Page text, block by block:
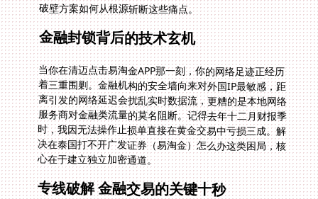
破壁方案如何从根源斩断这些痛点。
金融封锁背后的技术玄机
当你在清迈点击易淘金APP那一刻，你的网络足迹正经历
着三重围剿。金融机构的安全墙向来对外国IP最敏感，距
离引发的网络延迟会扰乱实时数据流，更糟的是本地网络
服务商对金融类流量的莫名阻断。记得去年十二月财报季
时，我因无法操作止损单直接在黄金交易中亏损三成。解
决在泰国打不开广发证券（易淘金）怎么办这类困局，核
心在于建立独立加密通道。
专线破解 金融交易的关键十秒